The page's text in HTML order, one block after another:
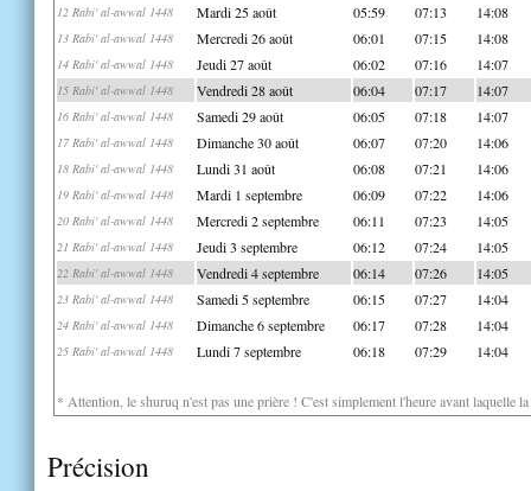
12 Rabi' al-awwal 1448 Mardi 25 août 05:59 07:13 14:08
13 Rabi' al-awwal 1448 Mercredi 26 août 06:01 07:15 14:08
14 Rabi' al-awwal 1448 Jeudi 27 août 06:02 07:16 14:07
15 Rabi' al-awwal 1448 Vendredi 28 août 06:04 07:17 14:07
16 Rabi' al-awwal 1448 Samedi 29 août 06:05 07:18 14:07
17 Rabi' al-awwal 1448 Dimanche 30 août 06:07 07:20 14:06
18 Rabi' al-awwal 1448 Lundi 31 août 06:08 07:21 14:06
19 Rabi' al-awwal 1448 Mardi 1 septembre 06:09 07:22 14:06
20 Rabi' al-awwal 1448 Mercredi 2 septembre 06:11 07:23 14:05
21 Rabi' al-awwal 1448 Jeudi 3 septembre 06:12 07:24 14:05
22 Rabi' al-awwal 1448 Vendredi 4 septembre 06:14 07:26 14:05
23 Rabi' al-awwal 1448 Samedi 5 septembre 06:15 07:27 14:04
24 Rabi' al-awwal 1448 Dimanche 6 septembre 06:17 07:28 14:04
25 Rabi' al-awwal 1448 Lundi 7 septembre 06:18 07:29 14:04
* Attention, le shuruq n'est pas une prière ! C'est simplement l'heure avant laquelle
Précision